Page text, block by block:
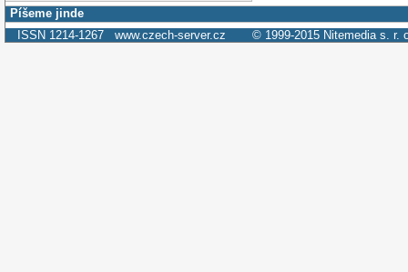
Píšeme jinde
ISSN 1214-1267 www.czech-server.cz © 1999-2015 Nitemedia s. r.